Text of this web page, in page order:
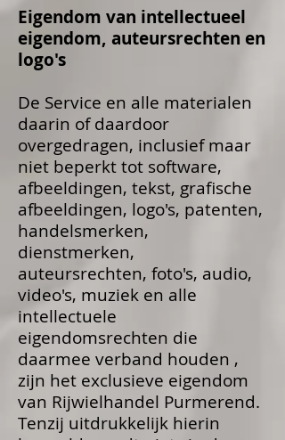
Eigendom van intellectueel
eigendom, auteursrechten en
logo's
De Service en alle materialen
daarin of daardoor
overgedragen, inclusief maar
niet beperkt tot software,
afbeeldingen, tekst, grafische
afbeeldingen, logo's, patenten,
handelsmerken,
dienstmerken,
auteursrechten, foto's, audio,
video's, muziek en alle
intellectuele
eigendomsrechten die
daarmee verband houden ,
zijn het exclusieve eigendom
van Rijwielhandel Purmerend.
Tenzij uitdrukkelijk hierin